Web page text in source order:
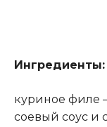
Ингредиенты:
куриное филе
соевый соус и